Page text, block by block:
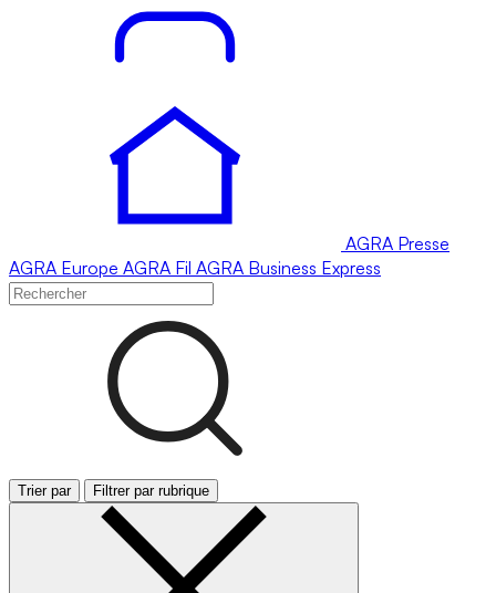
AGRA Presse
AGRA Europe AGRA Fil AGRA Business Express
Trier par Filtrer par rubrique